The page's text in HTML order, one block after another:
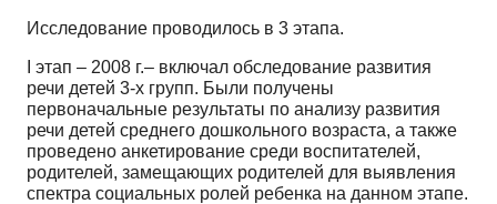
Исследование проводилось в 3 этапа.
I этап – 2008 г.– включал обследование развития
речи детей 3-х групп. Были получены
первоначальные результаты по анализу развития
речи детей среднего дошкольного возраста, а также
проведено анкетирование среди воспитателей,
родителей, замещающих родителей для выявления
спектра социальных ролей ребенка на данном этапе.